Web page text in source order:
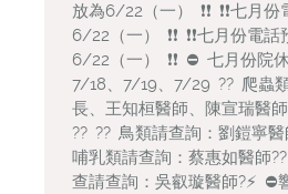
放為6/22（一） ❗️❗️ ❗️❗️七月
6/22（一） ❗️❗️ ❗️❗️七月份電
6/22（一） ❗️❗️ ⛔️ 七月份院
7/18、7/19、7/29 ?? 爬蟲
長、王知桓醫師、陳宣瑞醫
?? ?? 鳥類請查詢：劉鎧寧
哺乳類請查詢：蔡惠如醫師
查請查詢：吳叡璇醫師?⚡️ ⛔️